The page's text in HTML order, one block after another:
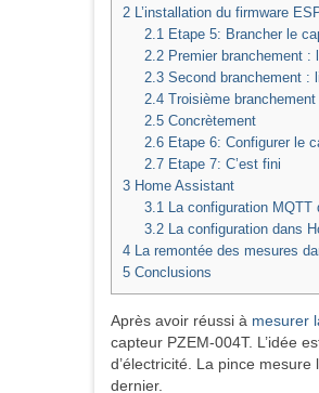
2 L’installation du firmware
2.1 Etape 5: Brancher le
2.2Premier branchement :
2.3Second branchement :
2.4Troisième
2.5Concrètement
2.6Etape 6: Configurer le
2.7Etape 7: C’est fini
3 Home Assistant
3.1 La configuration MQTT
3.2La configuration dans
4 La remontée des mesures
5 Conclusions
Après avoir réussi à mesurer
capteur PZEM-004T. L’idée
d’électricité. La pince
dernier.